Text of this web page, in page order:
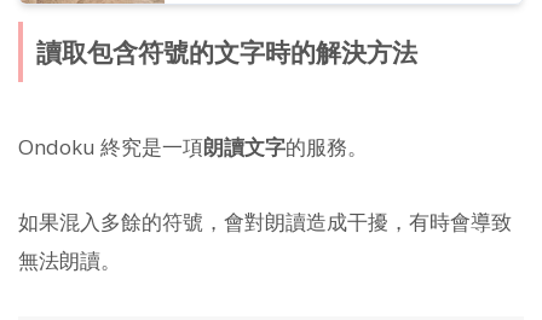
讀取包含符號的文字時的解決方法
Ondoku 終究是一項朗讀文字的服務。
如果混入多餘的符號，會對朗讀造成干擾，有時會導致
無法朗讀。